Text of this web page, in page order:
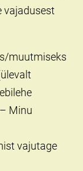
vajadusest
muutmiseks
Minu
vajutage